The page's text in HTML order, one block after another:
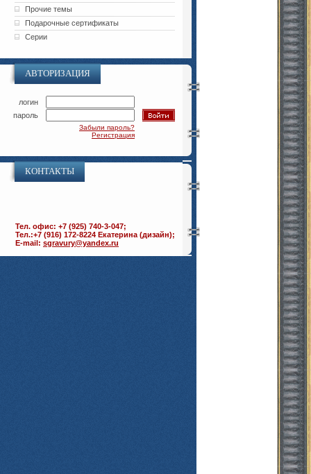
Прочие темы
Подарочные сертификаты
Серии
АВТОРИЗАЦИЯ
логин
пароль
Забыли пароль?
Регистрация
КОНТАКТЫ
Тел. офис: +7 (925) 740-3-047;
Тел.:+7 (916) 172-8224 Екатерина (дизайн);
E-mail: sgravury@yandex.ru